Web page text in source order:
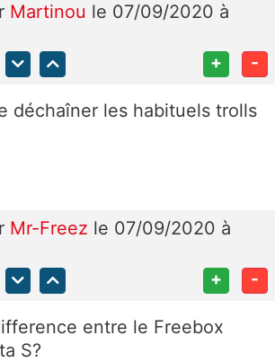
Martinou le 07/09/2020 à
+ -
déchaîner les habituels trolls
Mr-Freez le 07/09/2020 à
+ -
entre le Freebox
S?